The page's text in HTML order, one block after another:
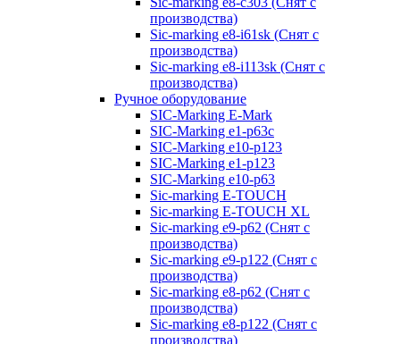
производства)
Sic-marking e8-i61sk (Снят с
производства)
Sic-marking e8-i113sk (Снят с
производства)
Ручное оборудование
SIC-Marking E-Mark
SIC-Marking e1-p63с
SIC-Marking e10-p123
SIC-Marking e1-p123
SIC-Marking e10-p63
Sic-marking E-TOUCH
Sic-marking E-TOUCH XL
Sic-marking e9-p62 (Снят с
производства)
Sic-marking e9-p122 (Снят с
производства)
Sic-marking e8-p62 (Снят с
производства)
Sic-marking e8-p122 (Снят с
производства)